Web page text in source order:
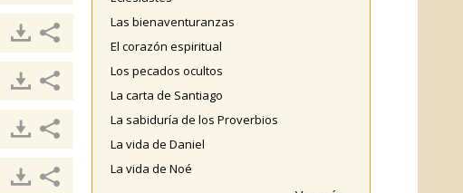
Las bienaventuranzas
El corazón espiritual
Los pecados ocultos
La carta de Santiago
La sabiduría de los Proverbios
La vida de Daniel
La vida de Noé